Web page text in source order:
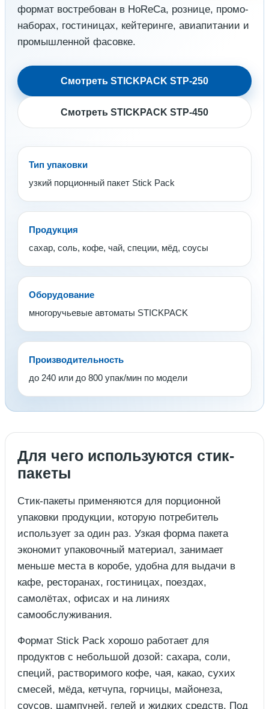
формат востребован в HoReCa, рознице, промо-
наборах, гостиницах, кейтеринге, авиапитании и
промышленной фасовке.
Смотреть STICKPACK STP-250
Смотреть STICKPACK STP-450
Тип упаковки
узкий порционный пакет Stick Pack
Продукция
сахар, соль, кофе, чай, специи, мёд, соусы
Оборудование
многоручьевые автоматы STICKPACK
Производительность
до 240 или до 800 упак/мин по модели
Для чего используются стик-
пакеты
Стик-пакеты применяются для порционной
упаковки продукции, которую потребитель
использует за один раз. Узкая форма пакета
экономит упаковочный материал, занимает
меньше места в коробе, удобна для выдачи в
кафе, ресторанах, гостиницах, поездах,
самолётах, офисах и на линиях
самообслуживания.
Формат Stick Pack хорошо работает для
продуктов с небольшой дозой: сахара, соли,
специй, растворимого кофе, чая, какао, сухих
смесей, мёда, кетчупа, горчицы, майонеза,
соусов, шампуней, гелей и жидких средств. Под